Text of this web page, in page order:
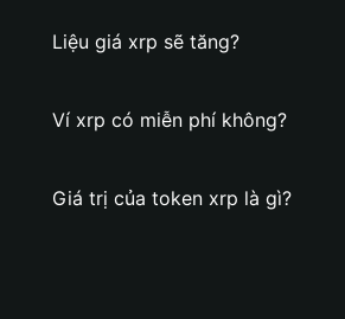
Liệu giá xrp sẽ tăng?
Ví xrp có miễn phí không?
Giá trị của token xrp là gì?